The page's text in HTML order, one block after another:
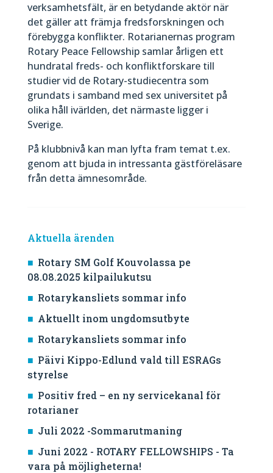
verksamhetsfält, är en betydande aktör när
det gäller att främja fredsforskningen och
förebygga konflikter. Rotarianernas program
Rotary Peace Fellowship samlar årligen ett
hundratal freds- och konfliktforskare till
studier vid de Rotary-studiecentra som
grundats i samband med sex universitet på
olika håll ivärlden, det närmaste ligger i
Sverige.
På klubbnivå kan man lyfta fram temat t.ex.
genom att bjuda in intressanta gästföreläsare
från detta ämnesområde.
Aktuella ärenden
Rotary SM Golf Kouvolassa pe
08.08.2025 kilpailukutsu
Rotarykansliets sommar info
Aktuellt inom ungdomsutbyte
Rotarykansliets sommar info
Päivi Kippo-Edlund vald till ESRAGs
styrelse
Positiv fred – en ny servicekanal för
rotarianer
Juli 2022 -Sommarutmaning
Juni 2022 - ROTARY FELLOWSHIPS - Ta
vara på möjligheterna!